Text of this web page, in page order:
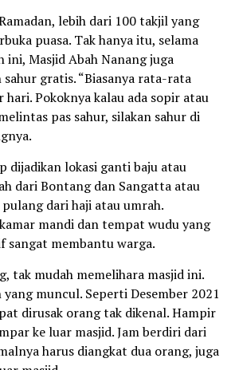
lebih dari 100 takjil yang
puasa. Tak hanya itu, selama
ini, Masjid Abah Nanang juga
gratis. “Biasanya rata-rata
hari. Pokoknya kalau ada sopir atau
pas sahur, silakan sahur di
dijadikan lokasi ganti baju atau
dari Bontang dan Sangatta atau
dari haji atau umrah.
mandi dan tempat wudu yang
sangat membantu warga.
tak mudah memelihara masjid ini.
muncul. Seperti Desember 2021
dirusak orang tak dikenal. Hampir
ke luar masjid. Jam berdiri dari
harus diangkat dua orang, juga